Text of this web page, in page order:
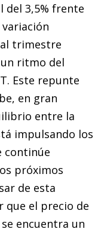
3,5% frente
trimestre
ritmo del
Este repunte
en gran
entre la
impulsando los
continúe
próximos
de esta
que el precio de
encuentra un